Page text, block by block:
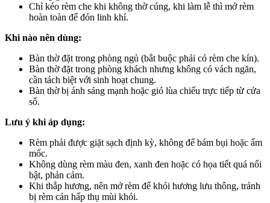
Chỉ kéo rèm che khi không thờ cúng, khi làm lễ thì mở rèm
hoàn toàn để đón linh khí.
Khi nào nên dùng:
Bàn thờ đặt trong phòng ngủ (bắt buộc phải có rèm che kín).
Bàn thờ đặt trong phòng khách nhưng không có vách ngăn,
cần tách biệt với sinh hoạt chung.
Bàn thờ bị ánh sáng mạnh hoặc gió lùa chiếu trực tiếp từ cửa
sổ.
Lưu ý khi áp dụng:
Rèm phải được giặt sạch định kỳ, không để bám bụi hoặc ẩm
mốc.
Không dùng rèm màu đen, xanh đen hoặc có họa tiết quá nổi
bật, phản cảm.
Khi thắp hương, nên mở rèm để khói hương lưu thông, tránh
bị rèm cản hấp thụ mùi khói.